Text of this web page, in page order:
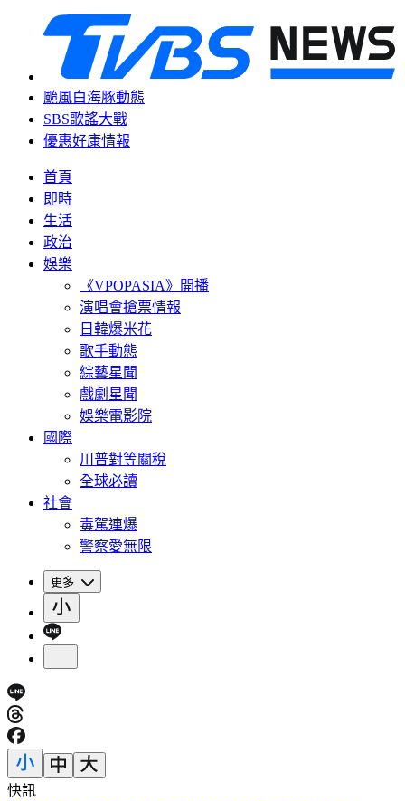
颱風白海豚動態
SBS歌謠大戰
優惠好康情報
首頁
即時
生活
政治
娛樂
《VPOPASIA》開播
演唱會搶票情報
日韓爆米花
歌手動態
綜藝星聞
戲劇星聞
娛樂電影院
國際
川普對等關稅
全球必讀
社會
毒駕連爆
警察愛無限
更多
快訊